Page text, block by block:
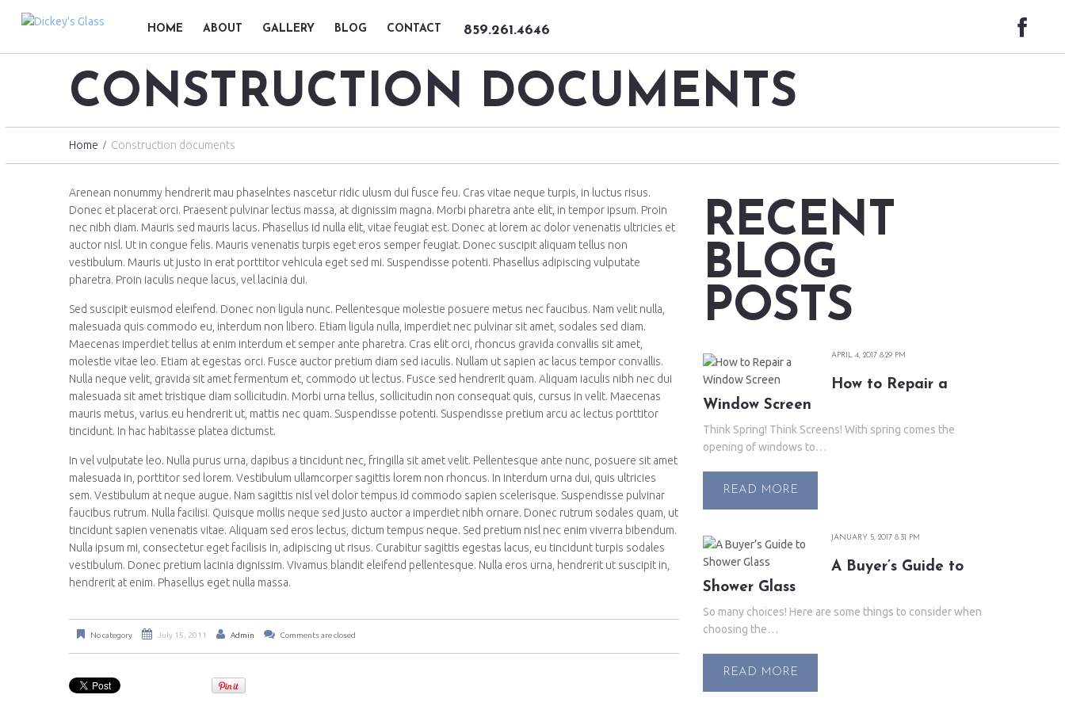
HOME ABOUT GALLERY BLOG CONTACT 859.261.4646
CONSTRUCTION DOCUMENTS
Home Construction documents
Arenean nonummy hendrerit mau phaselntes nascetur ridic ulusm dui fusce feu. Cras vitae neque turpis, in luctus risus.
Donec et placerat orci. Praesent pulvinar lectus massa, at dignissim magna. Morbi pharetra ante elit, in tempor ipsum. Proin
nec nibh diam. Mauris sed mauris lacus. Phasellus id nulla elit, vitae feugiat est. Donec at lorem ac dolor venenatis ultricies et
auctor nisl. Ut in congue felis. Mauris venenatis turpis eget eros semper feugiat. Donec suscipit aliquam tellus non
vestibulum. Mauris ut justo in erat porttitor vehicula eget sed mi. Suspendisse potenti. Phasellus adipiscing vulputate
pharetra. Proin iaculis neque lacus, vel lacinia dui.
Sed suscipit euismod eleifend. Donec non ligula nunc. Pellentesque molestie posuere metus nec faucibus. Nam velit nulla,
malesuada quis commodo eu, interdum non libero. Etiam ligula nulla, imperdiet nec pulvinar sit amet, sodales sed diam.
Maecenas imperdiet tellus at enim interdum et semper ante pharetra. Cras elit orci, rhoncus gravida convallis sit amet,
molestie vitae leo. Etiam at egestas orci. Fusce auctor pretium diam sed iaculis. Nullam ut sapien ac lacus tempor convallis.
Nulla neque velit, gravida sit amet fermentum et, commodo ut lectus. Fusce sed hendrerit quam. Aliquam iaculis nibh nec dui
malesuada sit amet tristique diam sollicitudin. Morbi urna tellus, sollicitudin non consequat quis, cursus in velit. Maecenas
mauris metus, varius eu hendrerit ut, mattis nec quam. Suspendisse potenti. Suspendisse pretium arcu ac lectus porttitor
tincidunt. In hac habitasse platea dictumst.
In vel vulputate leo. Nulla purus urna, dapibus a tincidunt nec, fringilla sit amet velit. Pellentesque ante nunc, posuere sit amet
malesuada in, porttitor sed lorem. Vestibulum ullamcorper sagittis lorem non rhoncus. In interdum urna dui, quis ultricies
sem. Vestibulum at neque augue. Nam sagittis nisl vel dolor tempus id commodo sapien scelerisque. Suspendisse pulvinar
faucibus rutrum. Nulla facilisi. Quisque mollis neque sed justo auctor a imperdiet nibh ornare. Donec rutrum sodales quam, ut
tincidunt sapien venenatis vitae. Aliquam sed eros lectus, dictum tempus neque. Sed pretium nisl nec enim viverra bibendum.
Nulla ipsum mi, consectetur eget facilisis in, adipiscing ut risus. Curabitur sagittis egestas lacus, eu tincidunt turpis sodales
vestibulum. Donec pretium lacinia dignissim. Vivamus blandit eleifend pellentesque. Nulla eros urna, hendrerit ut suscipit in,
hendrerit at enim. Phasellus eget nulla massa.
No category July 15, 2011 Admin Comments are closed
RECENT
BLOG
POSTS
APRIL 4, 2017 8:29 PM
How to Repair a
Window Screen
Think Spring! Think Screens! With spring comes the
opening of windows to…
READ MORE
JANUARY 5, 2017 8:31 PM
A Buyer’s Guide to
Shower Glass
So many choices! Here are some things to consider when
choosing the…
READ MORE